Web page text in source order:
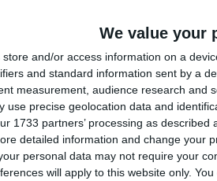
We value your
store and/or access information on a
and standard information sent by a
measurement, audience research and
use precise geolocation data and
1733 partners’ processing as
detailed information and change your
personal data may not require your
will apply to this website only.
august, societatea a fost înființată
activități de asistență medicală